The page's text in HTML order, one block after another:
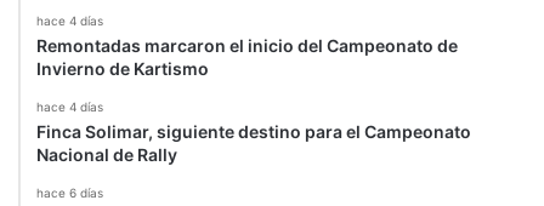
hace 4 días
Remontadas marcaron el inicio del Campeonato de
Invierno de Kartismo
hace 4 días
Finca Solimar, siguiente destino para el Campeonato
Nacional de Rally
hace 6 días